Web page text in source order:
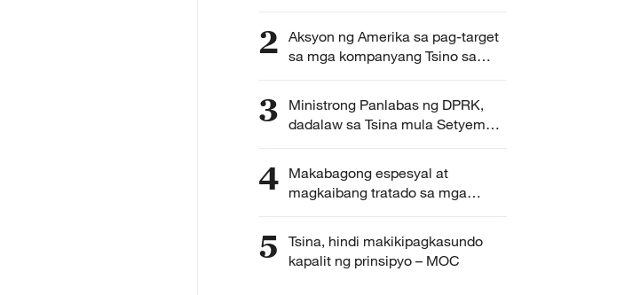
2 Aksyon ng Amerika sa pag-target
sa mga kompanyang Tsino sa
katuwiran ng pambansang
3
Ministrong Panlabas ng DPRK,
dadalaw sa Tsina mula Setyembre
27 hanggang 30
4 Makabagong espesyal at
magkaibang tratado sa mga
talastasan ng WTO, hindi
5
Tsina, hindi makikipagkasundo
kapalit ng prinsipyo – MOC